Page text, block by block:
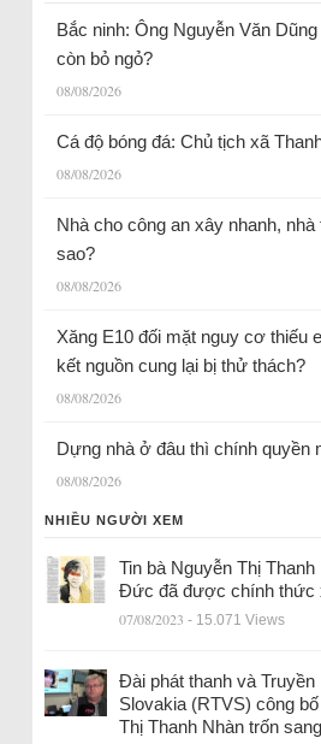
Bắc ninh: Ông Nguyễn Văn
còn bỏ ngỏ?
08/08/2026
Cá độ bóng đá: Chủ tịch xã
08/08/2026
Nhà cho công an xây nhanh,
sao?
08/08/2026
Xăng E10 đối mặt nguy cơ thiếu
kết nguồn cung lại bị thử thách?
08/08/2026
Dựng nhà ở đâu thì chính quyền
08/08/2026
NHIỀU NGƯỜI XEM
Tin bà Nguyễn Thị
Đức đã được chính thức
07/08/2023 - 15.071 Views
Đài phát thanh và
Slovakia (RTVS) công
Thị Thanh Nhàn trốn